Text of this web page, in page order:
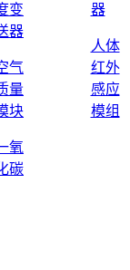
变
器
气
量
块
氧
碳
器
人体
红外
感应
模组